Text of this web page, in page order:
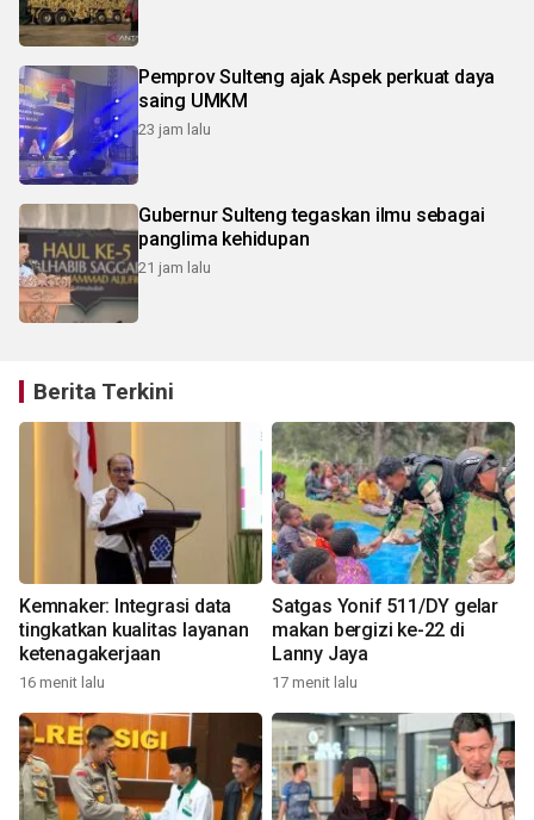
Pemprov Sulteng ajak Aspek perkuat daya
saing UMKM
23 jam lalu
Gubernur Sulteng tegaskan ilmu sebagai
panglima kehidupan
21 jam lalu
Berita Terkini
Kemnaker: Integrasi data
tingkatkan kualitas layanan
ketenagakerjaan
16 menit lalu
Satgas Yonif 511/DY gelar
makan bergizi ke-22 di
Lanny Jaya
17 menit lalu